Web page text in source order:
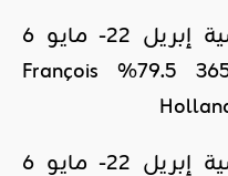
الانتخابات الرئاسية الفرنسية إبريل 22- مايو 6
2012 46028542 36584399 79.5% François
الانتخابات الرئاسية الفرنسية إبريل 22- مايو 6